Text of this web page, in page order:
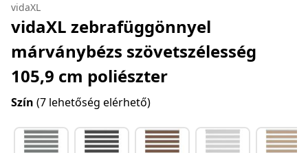
vidaXL
vidaXL zebrafüggönnyel
márványbézs szövetszélesség
105,9 cm poliészter
Szín (7 lehetőség elérhető)